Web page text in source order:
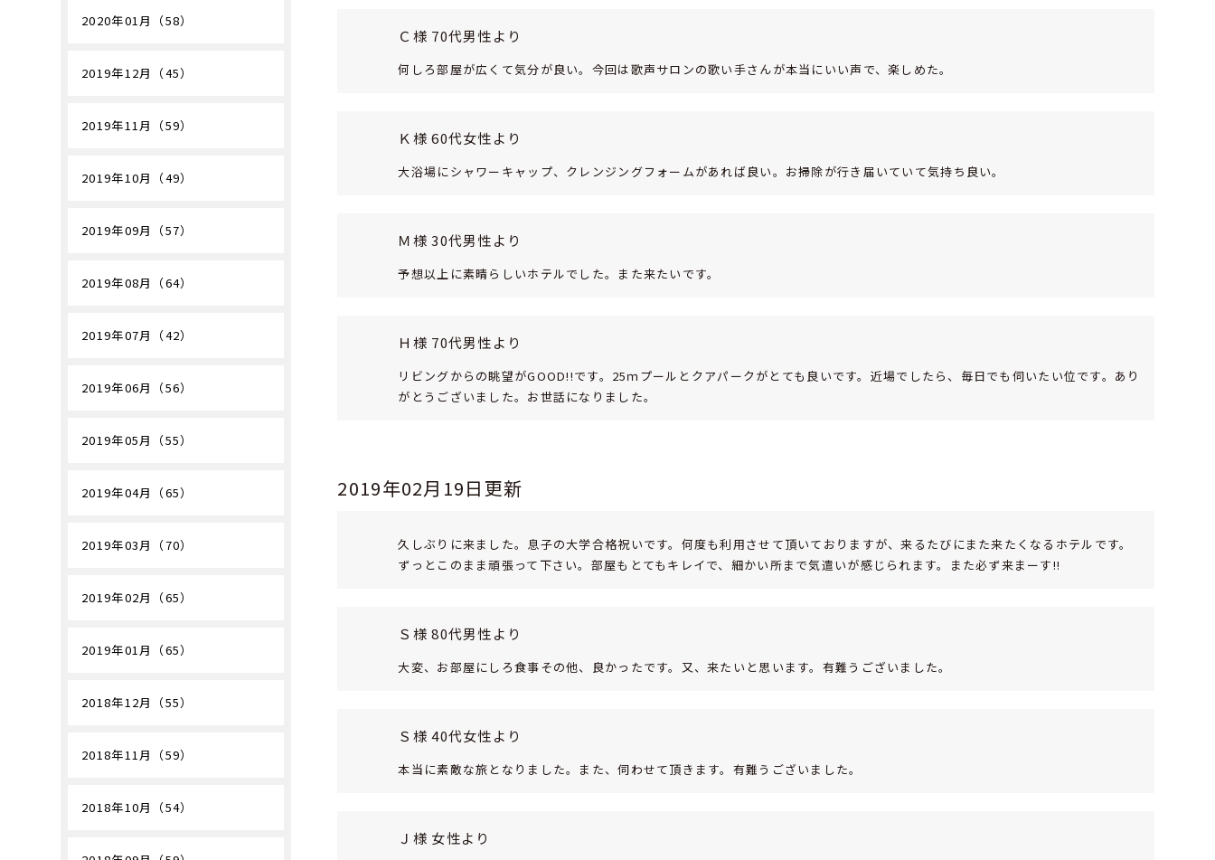
Ｃ様 70代男性より
何しろ部屋が広くて気分が良い。今回は歌声サロンの歌い手さんが本当にいい声で、楽しめた。
Ｋ様 60代女性より
大浴場にシャワーキャップ、クレンジングフォームがあれば良い。お掃除が行き届いていて気持ち良い。
Ｍ様 30代男性より
予想以上に素晴らしいホテルでした。また来たいです。
Ｈ様 70代男性より
リビングからの眺望がGOOD!!です。25ｍプールとクアパークがとても良いです。近場でしたら、毎日でも伺いたい位です。あり
がとうございました。お世話になりました。
2019年02月19日更新
久しぶりに来ました。息子の大学合格祝いです。何度も利用させて頂いておりますが、来るたびにまた来たくなるホテルです。
ずっとこのまま頑張って下さい。部屋もとてもキレイで、細かい所まで気遣いが感じられます。また必ず来まーす!!
Ｓ様 80代男性より
大変、お部屋にしろ食事その他、良かったです。又、来たいと思います。有難うございました。
Ｓ様 40代女性より
本当に素敵な旅となりました。また、伺わせて頂きます。有難うございました。
Ｊ様 女性より
2020年01月（58）
2019年12月（45）
2019年11月（59）
2019年10月（49）
2019年09月（57）
2019年08月（64）
2019年07月（42）
2019年06月（56）
2019年05月（55）
2019年04月（65）
2019年03月（70）
2019年02月（65）
2019年01月（65）
2018年12月（55）
2018年11月（59）
2018年10月（54）